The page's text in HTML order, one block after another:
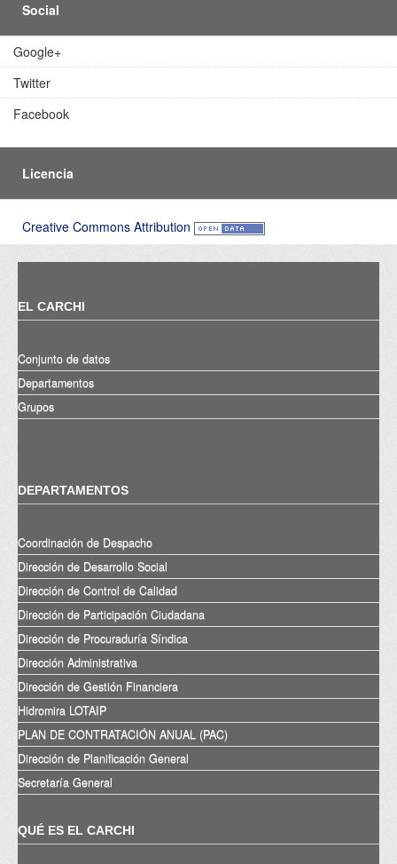
Social
Google+
Twitter
Facebook
Licencia
Creative Commons Attribution
EL CARCHI
Conjunto de datos
Departamentos
Grupos
DEPARTAMENTOS
Coordinación de Despacho
Dirección de Desarrollo Social
Dirección de Control de Calidad
Dirección de Participación Ciudadana
Dirección de Procuraduría Síndica
Dirección Administrativa
Dirección de Gestión Financiera
Hidromira LOTAIP
PLAN DE CONTRATACIÓN ANUAL (PAC)
Dirección de Planificación General
Secretaría General
QUÉ ES EL CARCHI